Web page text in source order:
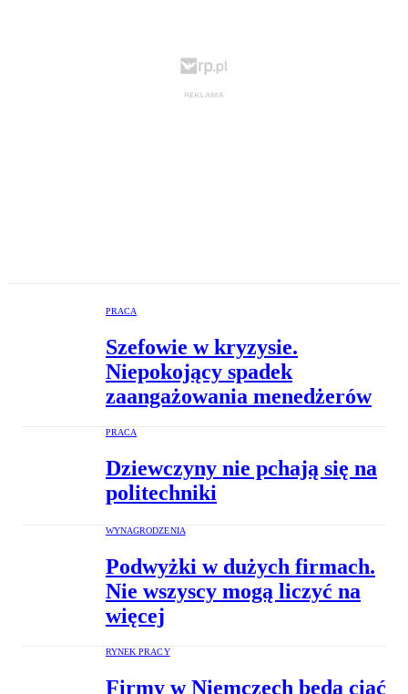
PRACA
Szefowie w kryzysie.
Niepokojący spadek
zaangażowania menedżerów
PRACA
Dziewczyny nie pchają się na
politechniki
WYNAGRODZENIA
Podwyżki w dużych firmach.
Nie wszyscy mogą liczyć na
więcej
RYNEK PRACY
Firmy w Niemczech będą ciąć